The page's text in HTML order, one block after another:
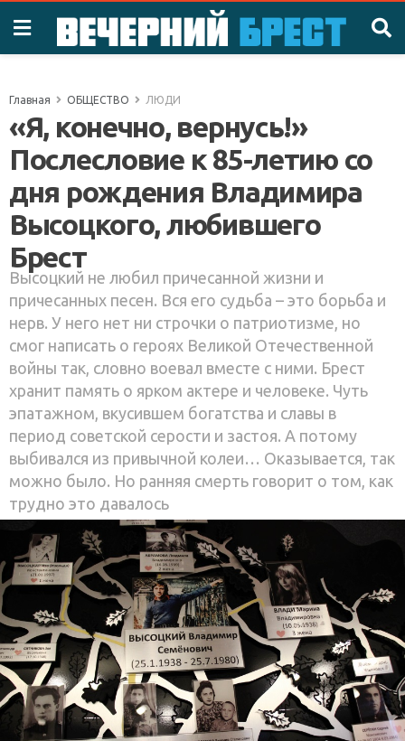
Главная ОБЩЕСТВО ЛЮДИ
«Я, конечно, вернусь!»
Послесловие к 85-летию со
дня рождения Владимира
Высоцкого, любившего
Брест
Высоцкий не любил причесанной жизни и
причесанных песен. Вся его судьба – это борьба и
нерв. У него нет ни строчки о патриотизме, но
смог написать о героях Великой Отечественной
войны так, словно воевал вместе с ними. Брест
хранит память о ярком актере и человеке. Чуть
эпатажном, вкусившем богатства и славы в
период советской серости и застоя. А потому
выбивался из привычной колеи… Оказывается, так
можно было. Но ранняя смерть говорит о том, как
трудно это давалось